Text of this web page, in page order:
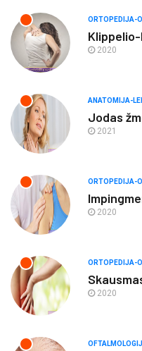
ORTOPEDIJA-
2020
ANATOMIJA-
Jodas
2021
ORTOPEDIJA-
2020
ORTOPEDIJA-
2020